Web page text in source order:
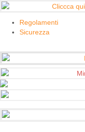
Regolamenti
Sicurezza